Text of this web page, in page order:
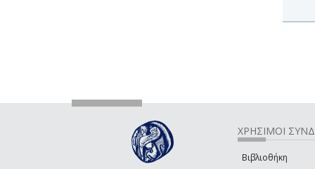
ΧΡΗΣΙΜΟΙ
Βιβλιοθήκη